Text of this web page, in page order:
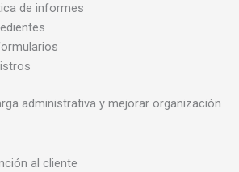
de informes
administrativa y mejorar organización
al cliente